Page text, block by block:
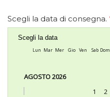
Scegli la data di consegna.
Scegli la data
Lun Mar Mer Gio Ven Sab Dom
AGOSTO 2026
1
2